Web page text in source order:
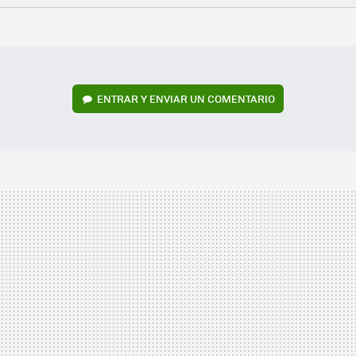
FACEBOOK
TWITTERFLIPBOARD
E-
WHATSAPP
ENTRAR Y ENVIAR UN COMENTARIO